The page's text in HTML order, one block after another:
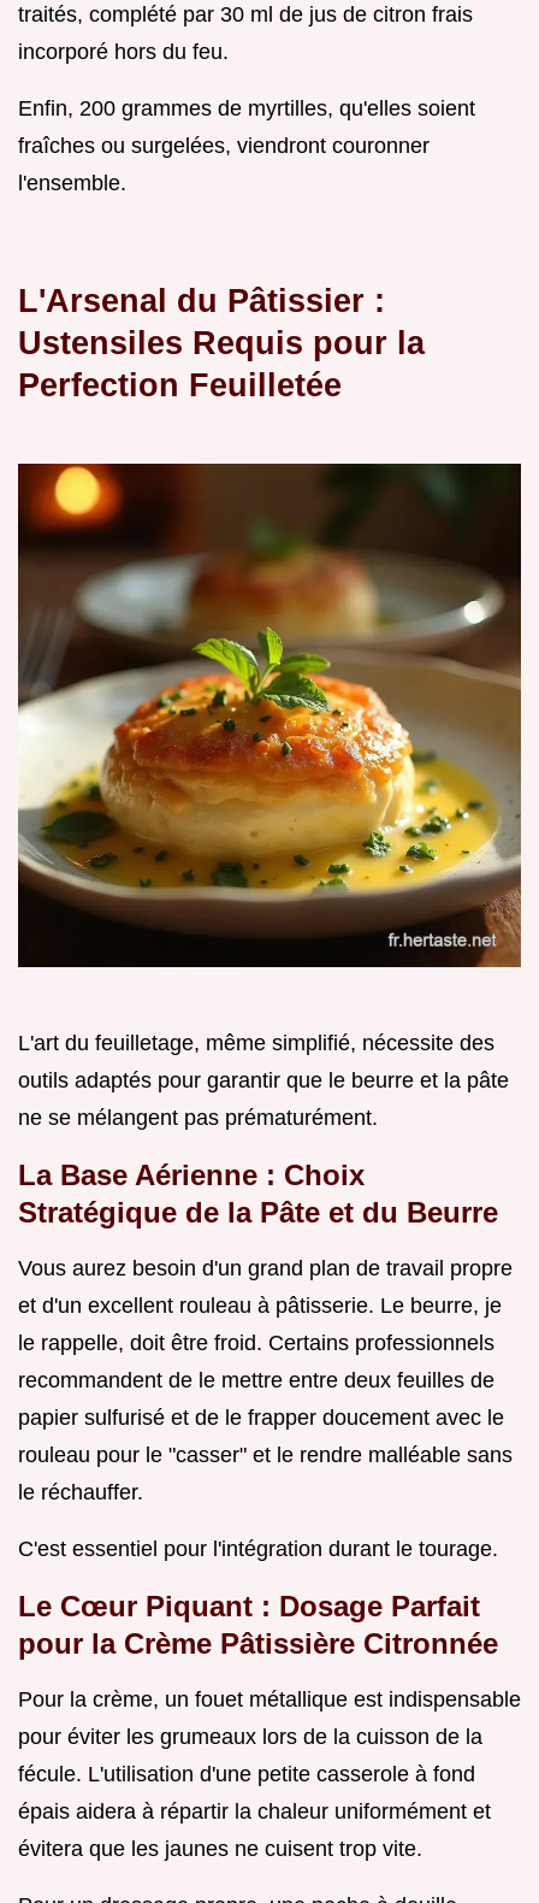
traités, complété par 30 ml de jus de citron frais
incorporé hors du feu.
Enfin, 200 grammes de myrtilles, qu'elles soient
fraîches ou surgelées, viendront couronner
l'ensemble.
L'Arsenal du Pâtissier :
Ustensiles Requis pour la
Perfection Feuilletée
L'art du feuilletage, même simplifié, nécessite des
outils adaptés pour garantir que le beurre et la pâte
ne se mélangent pas prématurément.
La Base Aérienne : Choix
Stratégique de la Pâte et du Beurre
Vous aurez besoin d'un grand plan de travail propre
et d'un excellent rouleau à pâtisserie. Le beurre, je
le rappelle, doit être froid. Certains professionnels
recommandent de le mettre entre deux feuilles de
papier sulfurisé et de le frapper doucement avec le
rouleau pour le "casser" et le rendre malléable sans
le réchauffer.
C'est essentiel pour l'intégration durant le tourage.
Le Cœur Piquant : Dosage Parfait
pour la Crème Pâtissière Citronnée
Pour la crème, un fouet métallique est indispensable
pour éviter les grumeaux lors de la cuisson de la
fécule. L'utilisation d'une petite casserole à fond
épais aidera à répartir la chaleur uniformément et
évitera que les jaunes ne cuisent trop vite.